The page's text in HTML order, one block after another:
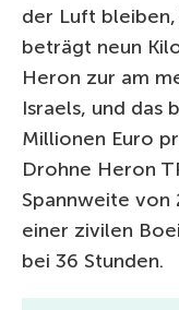
der Luft
beträgt neun
Heron zur am
Israels, und das
Millionen Euro
Drohne Heron
Spannweite
einer zivilen
bei 36 Stunden.